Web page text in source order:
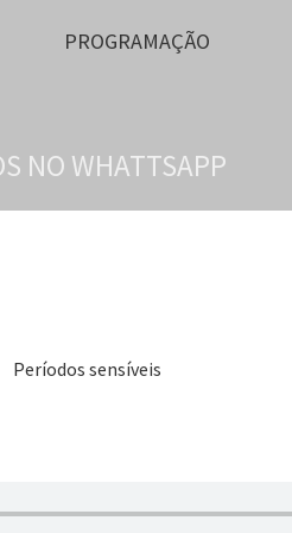
PROGRAMAÇÃO
Períodos sensíveis